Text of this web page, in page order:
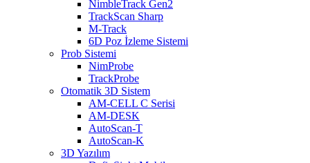
NimbleTrack Gen2
TrackScan Sharp
M-Track
6D Poz İzleme Sistemi
Prob Sistemi
NimProbe
TrackProbe
Otomatik 3D Sistem
AM-CELL C Serisi
AM-DESK
AutoScan-T
AutoScan-K
3D Yazılım